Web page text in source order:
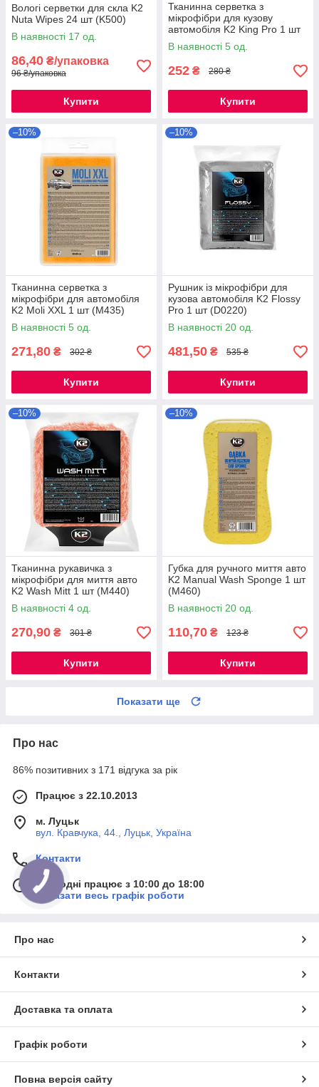
Вологі серветки для скла K2
Nuta Wipes 24 шт (K500)
В наявності 17 од.
86,40 ₴/упаковка
96 ₴/упаковка
Купити
Тканинна серветка з
мікрофібри для кузову
автомобіля K2 King Pro 1 шт
(M434)
В наявності 5 од.
252 ₴ 280 ₴
Купити
–10%
Тканинна серветка з
мікрофібри для автомобіля
K2 Moli XXL 1 шт (M435)
В наявності 5 од.
271,80 ₴ 302 ₴
Купити
–10%
Рушник із мікрофібри для
кузова автомобіля K2 Flossy
Pro 1 шт (D0220)
В наявності 20 од.
481,50 ₴ 535 ₴
Купити
–10%
Тканинна рукавичка з
мікрофібри для миття авто
K2 Wash Mitt 1 шт (M440)
В наявності 4 од.
270,90 ₴ 301 ₴
Купити
–10%
Губка для ручного миття авто
K2 Manual Wash Sponge 1 шт
(M460)
В наявності 20 од.
110,70 ₴ 123 ₴
Купити
Показати ще
Про нас
86% позитивних з 171 відгука за рік
Працює з 22.10.2013
м. Луцьк
вул. Кравчука, 44., Луцьк, Україна
Контакти
Сьогодні працює з 10:00 до 18:00
Показати весь графік роботи
Про нас
Контакти
Доставка та оплата
Графік роботи
Повна версія сайту